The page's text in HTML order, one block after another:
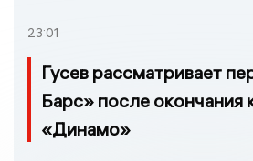
23:01
Гусев рассматривает
Барс» после окончания
«Динамо»